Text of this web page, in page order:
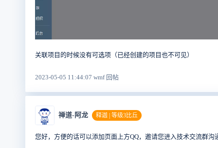
关联项目的时候没有可选项（已经创建的项目也不可见）
2023-05-05 11:44:07 wmf 回帖
禅道-阿龙 释迦 | 等级3比丘
您好，方便的话可以添加页面上方QQ，邀请您进入技术交流群沟